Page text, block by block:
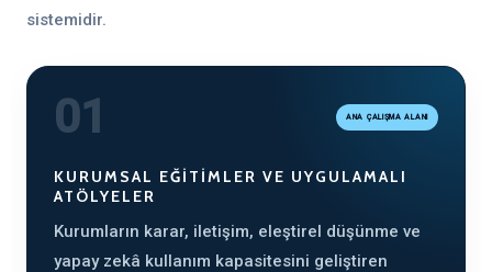
sistemidir.
01 ANA ÇALIŞMA ALANI
KURUMSAL EĞITIMLER VE UYGULAMALI
ATÖLYELER
Kurumların karar, iletişim, eleştirel düşünme ve
yapay zekâ kullanım kapasitesini geliştiren